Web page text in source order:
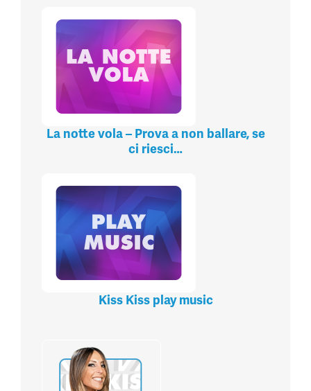
La notte vola – Prova a non ballare, se
ci riesci…
Kiss Kiss play music